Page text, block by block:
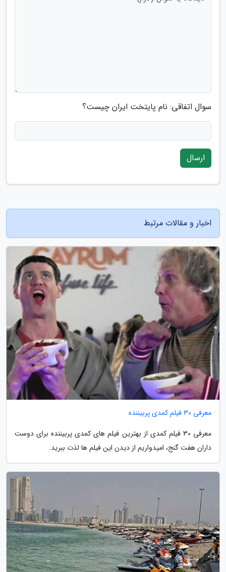
سوال اتفاقی: نام پایتخت ایران چیست؟
ارسال
اخبار و مقالات مرتبط
معرفی 30 فیلم کمدی پربیننده
معرفی 30 فیلم کمدی از بهترین فیلم های کمدی پربیننده برای دوست
داران هفت گنج، امیدواریم از دیدن این فیلم ها لذت ببرید.